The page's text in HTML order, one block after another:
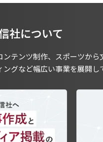
社について
テンツ制作、スポーツか
グなど幅広い事業を展開し